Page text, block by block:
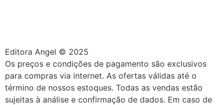
Editora Angel © 2025
Os preços e condições de pagamento são exclusivos
para compras via internet. As ofertas válidas até o
término de nossos estoques. Todas as vendas estão
sujeitas à análise e confirmação de dados. Em caso de